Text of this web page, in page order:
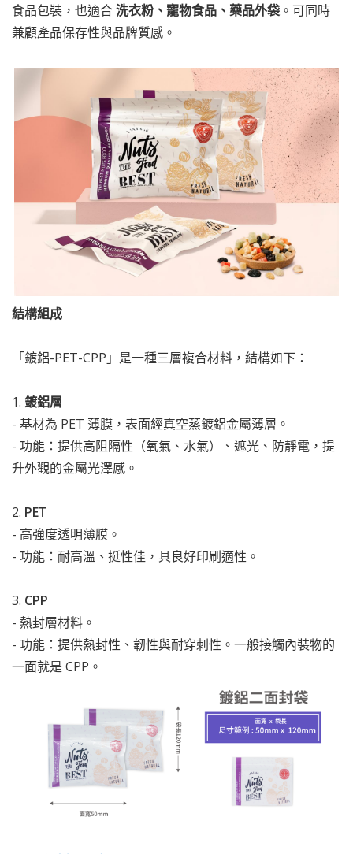
食品包裝，也適合洗衣粉、寵物食品、藥品外袋 。可同時
兼顧產品保存性與品牌質感。
結構組成
「鍍鋁-PET-CPP」是一種三層複合材料，結構如下：
1. 鍍鋁層
- 基材為 PET 薄膜，表面經真空蒸鍍鋁金屬薄層。
- 功能：提供高阻隔性（氧氣、水氣）、遮光、防靜電，提
升外觀的金屬光澤感。
2. PET
- 高強度透明薄膜。
- 功能：耐高溫、挺性佳，具良好印刷適性。
3. CPP
- 熱封層材料。
- 功能：提供熱封性、韌性與耐穿刺性。一般接觸內裝物的
一面就是 CPP。